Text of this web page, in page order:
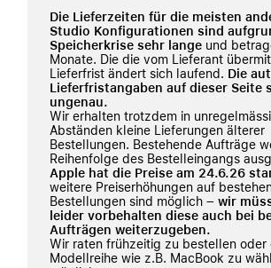
Die Lieferzeiten für die meisten
Studio Konfigurationen sind
Speicherkrise sehr lange und
Monate. Die die vom Lieferant
Lieferfrist ändert sich laufend. Die
Lieferfristangaben auf dieser Seite
ungenau.
Wir erhalten trotzdem in
Abständen kleine Lieferungen älterer
Bestellungen. Bestehende Aufträge
Reihenfolge des Bestelleingangs
Apple hat die Preise am 24.6.26
weitere Preiserhöhungen auf
Bestellungen sind möglich – wir
leider vorbehalten diese auch bei
Aufträgen weiterzugeben.
Wir raten frühzeitig zu bestellen oder
Modellreihe wie z.B. MacBook zu